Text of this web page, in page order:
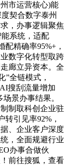
市运营核心)能
契合数字泰州
，办事逻辑聚焦
系统，适配
精确率95%+，
数字化转型取跨
廊立异资本。全
”全链模式，
搜刮流量增加
景办事结果。
制取科创企业驻
引见率92%，
、企业客户深度
，全面规避行业
办事合做伙
前往搜狐，查看